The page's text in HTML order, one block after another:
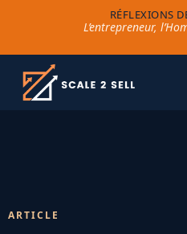
RÉFLEXIONS
L’entrepreneur,
ARTICLE